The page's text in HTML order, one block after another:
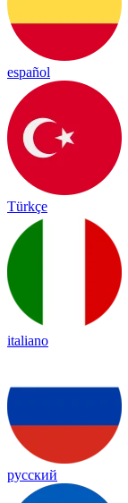
español
Türkçe
italiano
русский